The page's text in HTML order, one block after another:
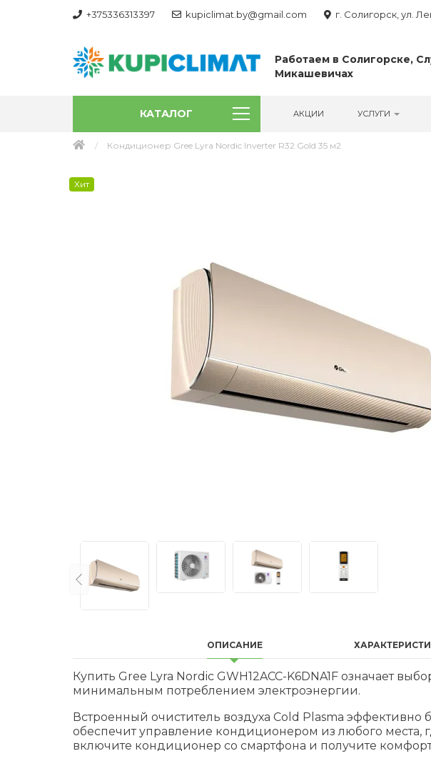
+375336313397 kupiclimat.by@gmail.com г. Солигорск, ул.
Работаем в Солигорске,
Микашевичах
КАТАЛОГ АКЦИИ УСЛУГИ
Кондиционер Gree Lyra Nordic Inverter R32 Gold 35 м2
Хит
ОПИСАНИЕ
Купить Gree Lyra Nordic GWH12ACC-K6DNA1F означает
минимальным потреблением электроэнергии.
Встроенный очиститель воздуха Cold Plasma эффективно
обеспечит управление кондиционером из любого места,
включите кондиционер со смартфона и получите